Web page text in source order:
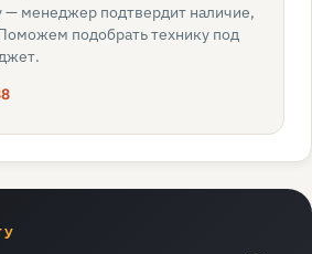
— менеджер подтвердит наличие,
подобрать технику под